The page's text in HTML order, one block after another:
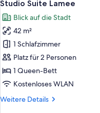
Fotos
für
Studio
Suite
Lamee
anzeigen
Studio Suite Lamee
Blick auf die Stadt
42 m²
1 Schlafzimmer
Platz für 2 Personen
1 Queen-Bett
Kostenloses WLAN
Weitere Details
Weitere